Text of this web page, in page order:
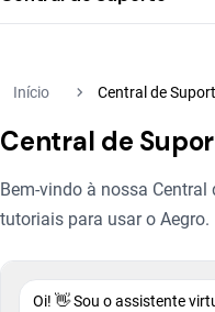
Início navigate_next Central de
Central de
Bem-vindo à nossa
tutoriais para usar o Aegro.
Oi! 👋 Sou o assistente